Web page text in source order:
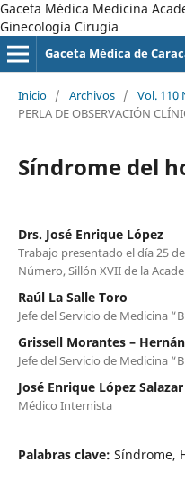
Gaceta Médica Medicina
Ginecología Cirugía
Gaceta Médica de
Inicio / Archivos / Vol. 110
PERLA DE OBSERVACIÓN
Síndrome del
Drs. José Enrique López
Trabajo presentado el día 25
Número, Sillón XVII de la
Raúl La Salle Toro
Jefe del Servicio de Medicina
Grissell Morantes –
Jefe del Servicio de Medicina
José Enrique López Salazar
Médico Internista
Palabras clave: Síndrome,